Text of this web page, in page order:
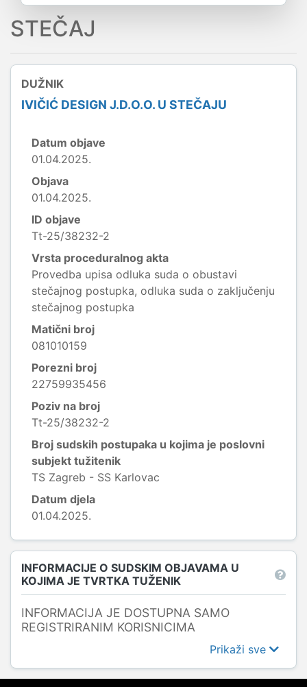
STEČAJ
DUŽNIK
IVIČIĆ DESIGN J.D.O.O. U STEČAJU
Datum objave
01.04.2025.
Objava
01.04.2025.
ID objave
Tt-25/38232-2
Vrsta proceduralnog akta
Provedba upisa odluka suda o obustavi
stečajnog postupka, odluka suda o zaključenju
stečajnog postupka
Matični broj
081010159
Porezni broj
22759935456
Poziv na broj
Tt-25/38232-2
Broj sudskih postupaka u kojima je poslovni
subjekt tužitenik
TS Zagreb - SS Karlovac
Datum djela
01.04.2025.
INFORMACIJE O SUDSKIM OBJAVAMA U
KOJIMA JE TVRTKA TUŽENIK
INFORMACIJA JE DOSTUPNA SAMO
REGISTRIRANIM KORISNICIMA
Prikaži sve